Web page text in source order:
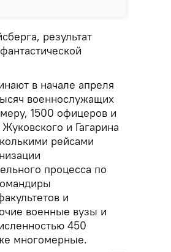
результат
в начале апреля
военнослужащих
1500 офицеров и
и Гагарина
рейсами
процесса по
и
военные вузы и
450
многомерные.